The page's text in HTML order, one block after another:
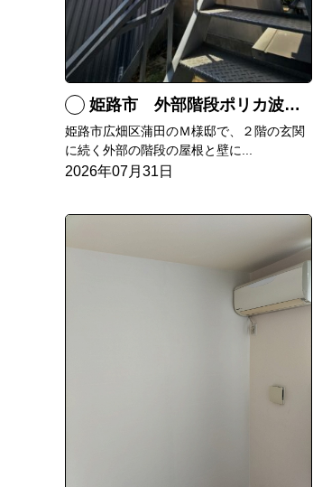
姫路市 外部階段ポリカ波板張替工事
姫路市広畑区蒲田のＭ様邸で、２階の玄関
に続く外部の階段の屋根と壁に...
2026年07月31日